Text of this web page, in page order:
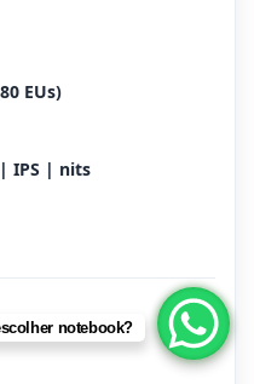
EUs)
IPS | nits
notebook?